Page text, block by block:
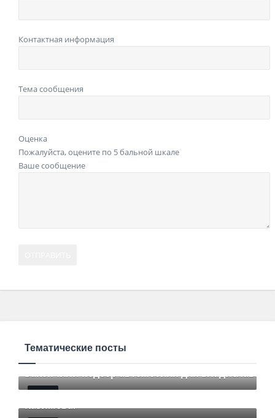
Контактная информация
Тема сообщения
Оценка
Пожалуйста, оцените по 5 бальной шкале
Ваше сообщение
Тематические посты
Закончили подбор автомобиля для Романа